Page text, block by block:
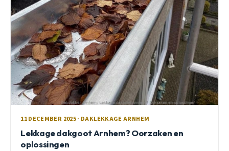
11 DECEMBER 2025 · DAKLEKKAGE ARNHEM
Lekkage dakgoot Arnhem? Oorzaken en
oplossingen